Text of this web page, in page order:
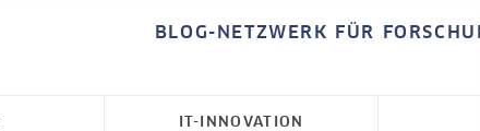
BLOG-NETZWERK FÜR
IT-INNOVATION